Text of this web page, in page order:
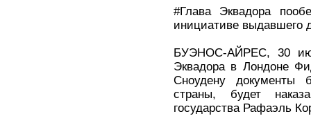
#Глава Эквадора
инициативе выдавшего
БУЭНОС-АЙРЕС, 30
Эквадора в Лондоне
Сноудену документы
страны, будет
государства Рафаэль